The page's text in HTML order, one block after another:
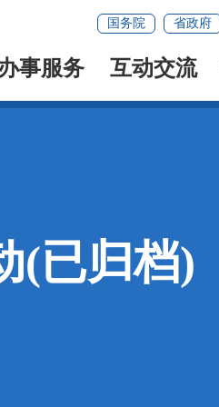
国务院 省政府
办事服务 互动交流
(已归档)